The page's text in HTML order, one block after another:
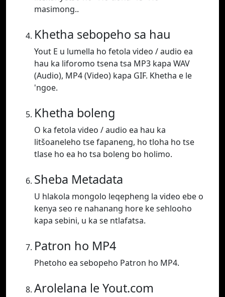
masimong..
Khetha sebopeho sa hau
Yout E u lumella ho fetola video / audio ea
hau ka liforomo tsena tsa MP3 kapa WAV
(Audio), MP4 (Video) kapa GIF. Khetha e le
'ngoe.
Khetha boleng
O ka fetola video / audio ea hau ka
litšoaneleho tse fapaneng, ho tloha ho tse
tlase ho ea ho tsa boleng bo holimo.
Sheba Metadata
U hlakola mongolo leqepheng la video ebe o
kenya seo re nahanang hore ke sehlooho
kapa sebini, u ka se ntlafatsa.
Patron ho MP4
Phetoho ea sebopeho Patron ho MP4.
Arolelana le Yout.com